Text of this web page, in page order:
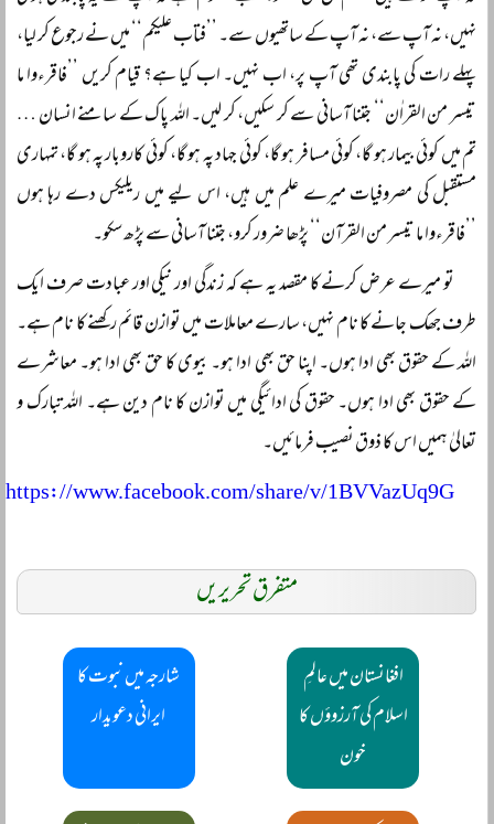
نہیں، نہ آپ سے، نہ آپ کے ساتھیوں سے۔ ’’فتاب علیکم‘‘ میں نے رجوع کر لیا،
پہلے رات کی پابندی تھی آپ پر، اب نہیں۔ اب کیا ہے؟ قیام کریں ’’فاقرءوا ما
تیسر من القراٰن‘‘ جتنا آسانی سے کر سکیں، کر لیں۔ اللہ پاک کے سامنے انسان …
تم میں کوئی بیمار ہو گا، کوئی مسافر ہو گا، کوئی جہاد پہ ہو گا، کوئی کاروبار پہ ہو گا، تمہاری
مستقبل کی مصروفیات میرے علم میں ہیں، اس لیے میں ریلیکس دے رہا ہوں
’’فاقرءوا ما تیسر من القرآن‘‘ پڑھا ضرور کرو، جتنا آسانی سے پڑھ سکو۔
تو میرے عرض کرنے کا مقصد یہ ہے کہ زندگی اور نیکی اور عبادت صرف ایک
طرف جھک جانے کا نام نہیں، سارے معاملات میں توازن قائم رکھنے کا نام ہے۔
اللہ کے حقوق بھی ادا ہوں۔ اپنا حق بھی ادا ہو۔ بیوی کا حق بھی ادا ہو۔ معاشرے
کے حقوق بھی ادا ہوں۔ حقوق کی ادائیگی میں توازن کا نام دین ہے۔ اللہ تبارک و
تعالیٰ ہمیں اس کا ذوق نصیب فرمائیں۔
https://www.facebook.com/share/v/1BVVazUq9G
متفرق تحریریں
افغانستان میں عالمِ
اسلام کی آرزوؤں کا
خون
شارجہ میں نبوت کا
ایرانی دعویدار